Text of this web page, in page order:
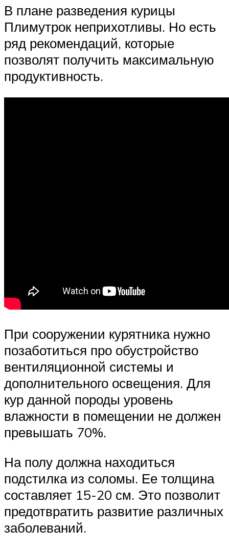
В плане разведения курицы
Плимутрок неприхотливы. Но есть
ряд рекомендаций, которые
позволят получить максимальную
продуктивность.
При сооружении курятника нужно
позаботиться про обустройство
вентиляционной системы и
дополнительного освещения. Для
кур данной породы уровень
влажности в помещении не должен
превышать 70%.
На полу должна находиться
подстилка из соломы. Ее толщина
составляет 15-20 см. Это позволит
предотвратить развитие различных
заболеваний.